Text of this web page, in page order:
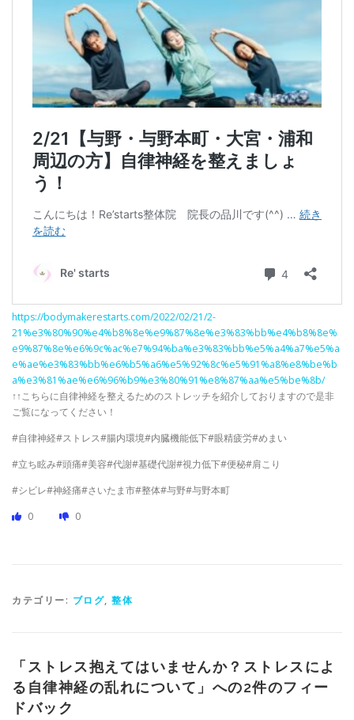
https://bodymakerestarts.com/2022/02/21/2-
21%e3%80%90%e4%b8%8e%e9%87%8e%e3%83%bb%e4%b8%8e%
e9%87%8e%e6%9c%ac%e7%94%ba%e3%83%bb%e5%a4%a7%e5%a
e%ae%e3%83%bb%e6%b5%a6%e5%92%8c%e5%91%a8%e8%be%b
a%e3%81%ae%e6%96%b9%e3%80%91%e8%87%aa%e5%be%8b/
↑↑こちらに自律神経を整えるためのストレッチを紹介しておりますので是非
ご覧になってください！
#自律神経#ストレス#腸内環境#内臓機能低下#眼精疲労#めまい
#立ち眩み#頭痛#美容#代謝#基礎代謝#視力低下#便秘#肩こり
#シビレ#神経痛#さいたま市#整体#与野#与野本町
0
0
カテゴリー: ブログ, 整体
「 ストレス抱えてはいませんか？ストレスによ
る自律神経の乱れについて 」への2件のフィー
ドバック